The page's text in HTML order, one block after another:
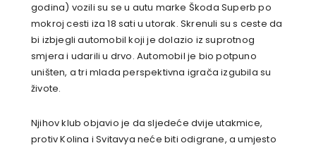
godina) vozili su se u autu marke Škoda Superb po
mokroj cesti iza 18 sati u utorak. Skrenuli su s ceste da
bi izbjegli automobil koji je dolazio iz suprotnog
smjera i udarili u drvo. Automobil je bio potpuno
uništen, a tri mlada perspektivna igrača izgubila su
živote.
Njihov klub objavio je da sljedeće dvije utakmice,
protiv Kolina i Svitavya neće biti odigrane, a umjesto